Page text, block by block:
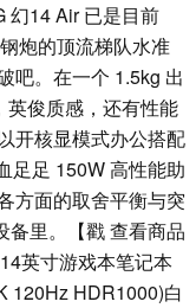
幻14 Air 已是目前
炮的顶流梯队水准
吧。在一个 1.5kg 出
英俊质感，还有性能
开核显模式办公搭配
足足 150W 高性能助
方面的取舍平衡与突
备里。【戳 查看商品
英寸游戏本笔记本
120Hz HDR1000)白